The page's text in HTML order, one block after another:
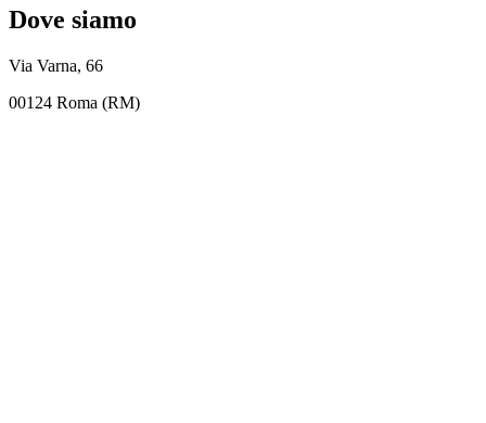
Dove siamo
Via Varna, 66
00124 Roma (RM)